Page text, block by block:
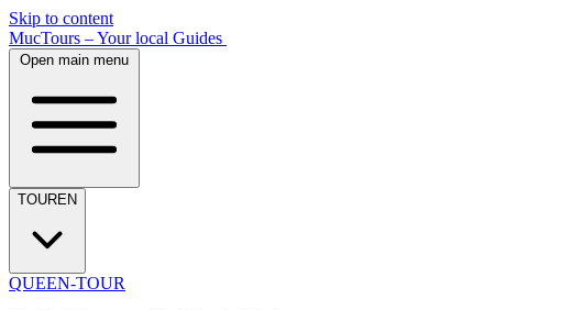
Skip to content
MucTours – Your local Guides
Open main menu
TOUREN
QUEEN-TOUR